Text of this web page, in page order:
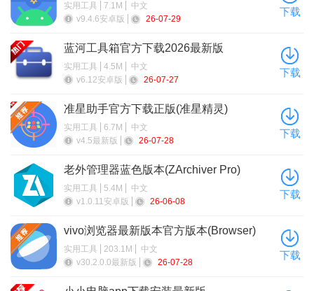
实用工具 7.1M
中文
v9.4.6安卓版
26-07-29
下载
蓝河工具箱官方下载2026最新版
实用工具 4.5M
中文
v6.12安卓版
26-07-27
下载
准星助手官方下载正版(准星精灵)
实用工具 6.7M
中文
v4.5最新版
26-07-28
下载
老外管理器蓝色版本(ZArchiver Pro)
实用工具 5.4M
中文
v1.0.11安卓版
26-06-08
下载
vivo浏览器最新版本官方版本(Browser)
实用工具 203.1M
中文
v30.2.0.0最新版
26-07-28
下载